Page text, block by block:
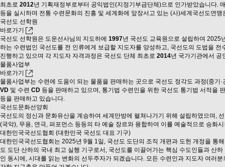
최초로 2012년 기획재정부로부터 공익법인(지정기부금단체)으로 인가받았습니다.
등을 실시하며 전통 수련문화의 진흥 및 세계화에 앞장서고 있는 (사)세계국선도연
국선도 선학원
바로가기
국선도 선학원은 도운선사님의 지도하에 1997년 국선도 교육원으로 설립하여 2025
하는 수련법인 국선도를 전 인류에게 보급할 지도자를 양성하고, 국선도의 도법을
진행하고 있으며 각 지도자 자격과정은 국선도 단체 최초로 2014년 국가기관에서 공
물품사업부
바로가기
물품사업부는 수련에 도움이 되는 물품을 판매하는 곳으로 국선도 정각도 과정(중
VD 및 수련 CD 등을 판매하고 있으며, 통기법 수련인을 위한 국선도 통기법 서적을
등을 판매하고 있습니다.
국선도문화선양회
국선도의 정신과 문화유산을 계승하여 세계만방에 펼쳐나가기 위해 설립하였으며,
(국악), 무용, 연극, 퍼포먼스 등등의 타 예술 장르와 융합하여 이를 예술적으로 승화
대한민국국선도협회 (대한민국 국선도 대표 기구)
대한민국국선도협회는 2025년 9월 1일, 국선도 도단의 조직 개편과 도헌 개정을 통
도 도단 산하의 국내 최고 실행 기구로서, 국선도를 이끌어가는 핵심 수도인들과 산
인 동시에, 시대를 읽는 변화의 선두주자가 되겠습니다. 모든 수련인과 지도자 여러